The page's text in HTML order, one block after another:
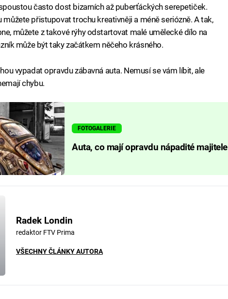
často dost bizarních až puberťáckých serepetiček.
můžete přistupovat trochu kreativněji a méně seriózně. A tak,
můžete z takové rýhy odstartovat malé umělecké dílo na
může být taky začátkem něčeho krásného.
vypadat opravdu zábavná auta. Nemusí se vám líbit, ale
chybu.
FOTOGALERIE
Auta, co mají opravdu nápadité majitele
Radek Londin
redaktor FTV Prima
VŠECHNY ČLÁNKY AUTORA